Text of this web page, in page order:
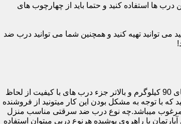
ها استفاده کنید و حتما باید از چهارچوب های
توانید تهیه کنید و همچنین شما می توانید درب ضد
اولین راه وزن درب هست که به صورت کلی درب های کمتر از 60 کیلوگرم جزء درب های بی کیفیت محسوب میشود،70 تا 90 درب های متوسط و درب های 90 کیلوگرم و بالاتر جزء درب های با کیفیت از لحاظ
که با توجه به مشکل بودن این کار میتونید از فروشنده
مرغوب میباشد.چه نوع درب ضد سرقتی مناسب منزل
فلز،در داخل آپارتمان با راهروی پوشیده هرنوع دربی میتوان استفاده